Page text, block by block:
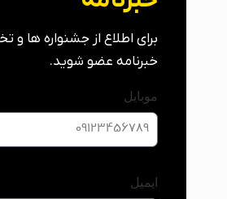
برای اطلاع از جشنواره ها و
خبرنامه عضو شوید.
موبایل
ایمیل